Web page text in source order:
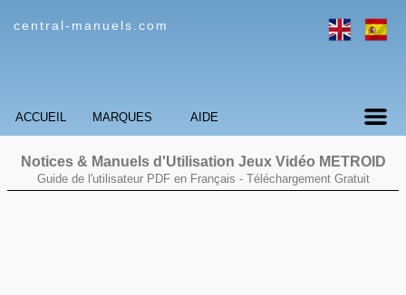
central-manuels.com
ACCUEIL MARQUES AIDE
Notices & Manuels d'Utilisation Jeux Vidéo METROID
Guide de l'utilisateur PDF en Français - Téléchargement Gratuit